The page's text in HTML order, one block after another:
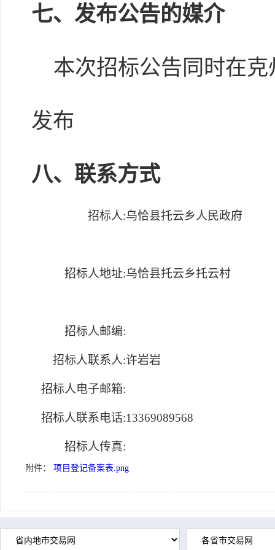
七、发布公告的媒介
本次招标公告同时在克
发布
八、联系方式
招标人:乌恰县托云乡人民政府
招标人地址:乌恰县托云乡托云村
招标人邮编:
招标人联系人:许岩岩
招标人电子邮箱:
招标人联系电话:13369089568
招标人传真:
附件： 项目登记备案表.png